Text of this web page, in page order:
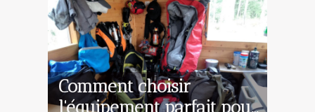
Comment choisir
l'équipement parfait pour